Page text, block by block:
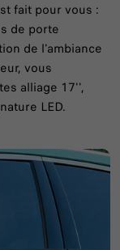
fait pour vous :
de porte
de l'ambiance
vous
alliage 17'',
LED.